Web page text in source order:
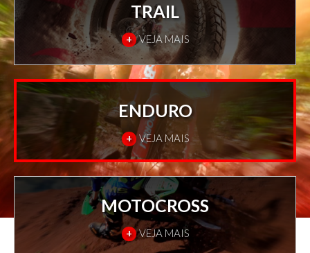
TRAIL
+ VEJA MAIS
ENDURO
+ VEJA MAIS
MOTOCROSS
+ VEJA MAIS